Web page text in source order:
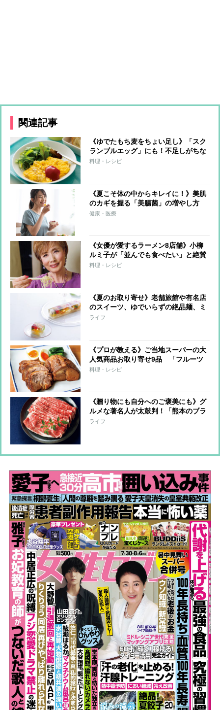
関連記事
《ゆでたもち麦をちょい足し》「スク
ランブルエッグ」にも！不足しがちな
食物繊維をチャージする腸活レシピ
料理・レシピ
《夏こそ体の中からキレイに！》美肌
のカギを握る「美腸菌」の増やし方
管理栄養士考案の美腸菌＆美肌を育て
健康・医療
《女優が愛するラーメン8店舗》小柳
ルミ子が「並んでも食べたい」と絶賛
する一杯を紹介！佐々木希、永野芽
料理・レシピ
《夏のお取り寄せ》老舗旅館や有名店
のスイーツ、ゆでいらずの絶品麺、ミ
シュラン掲載店の冷菜ほか 3人の専
ライフ
《プロが教える》ご当地スーパーの大
人気商品お取り寄せ9品 「フルーツ
サンド」や「うに」、バケツコンロの
料理・レシピ
《贈り物にも自分へのご褒美にも》グ
ルメな著名人が太鼓判！「熊本のブラ
ンド牛」「点心セット」「究極の卵か
ライフ